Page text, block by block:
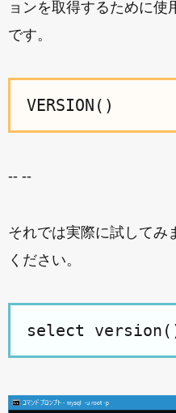
ョンを取得するために使
です。
VERSION()
-- --
それでは実際に試してみ
ください。
select